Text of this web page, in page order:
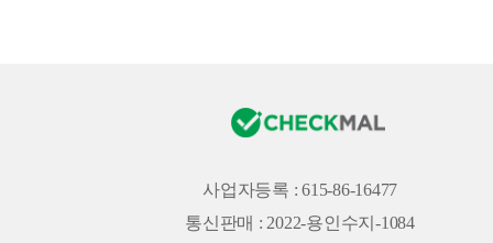
사업자등록 : 615-86-16477
통신판매 : 2022-용인수지-1084